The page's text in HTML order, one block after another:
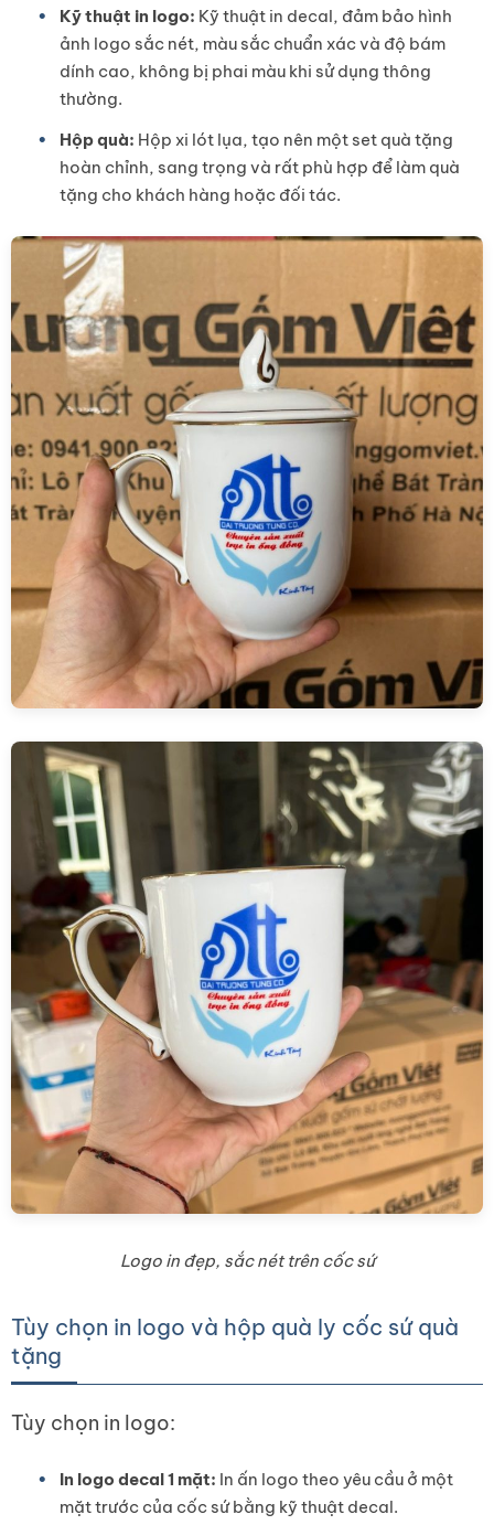
Kỹ thuật in logo: Kỹ thuật in decal, đảm bảo hình
ảnh logo sắc nét, màu sắc chuẩn xác và độ bám
dính cao, không bị phai màu khi sử dụng thông
thường.
Hộp quà: Hộp xi lót lụa, tạo nên một set quà tặng
hoàn chỉnh, sang trọng và rất phù hợp để làm quà
tặng cho khách hàng hoặc đối tác.
Logo in đẹp, sắc nét trên cốc sứ
Tùy chọn in logo và hộp quà ly cốc sứ quà
tặng
Tùy chọn in logo:
In logo decal 1 mặt: In ấn logo theo yêu cầu ở một
mặt trước của cốc sứ bằng kỹ thuật decal.